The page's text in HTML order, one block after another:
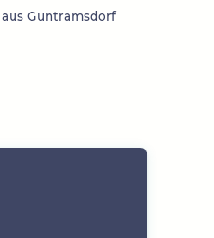
aus Guntramsdorf